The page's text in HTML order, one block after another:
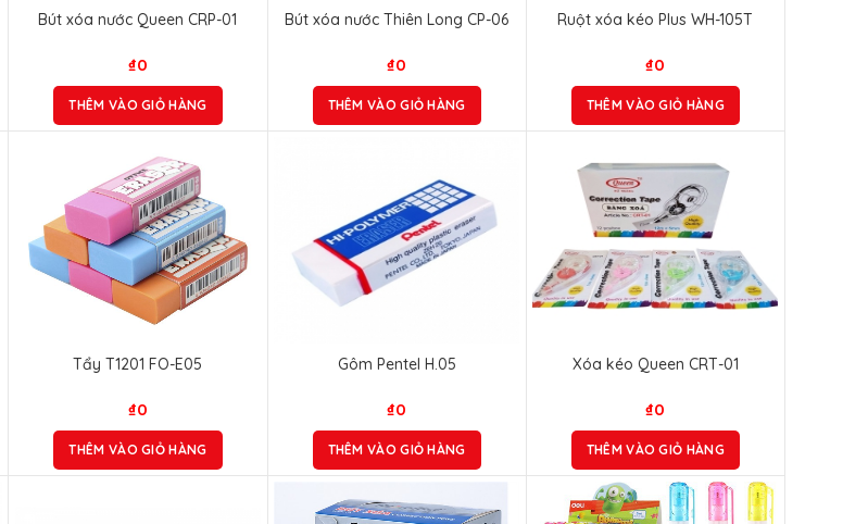
Bút xóa nước Queen CRP-01
₫0
THÊM VÀO GIỎ HÀNG
Bút xóa nước Thiên Long CP-06
₫0
THÊM VÀO GIỎ HÀNG
Ruột xóa kéo Plus WH-105T
₫0
THÊM VÀO GIỎ HÀNG
Tẩy T1201 FO-E05
₫0
THÊM VÀO GIỎ HÀNG
Gôm Pentel H.05
₫0
THÊM VÀO GIỎ HÀNG
Xóa kéo Queen CRT-01
₫0
THÊM VÀO GIỎ HÀNG